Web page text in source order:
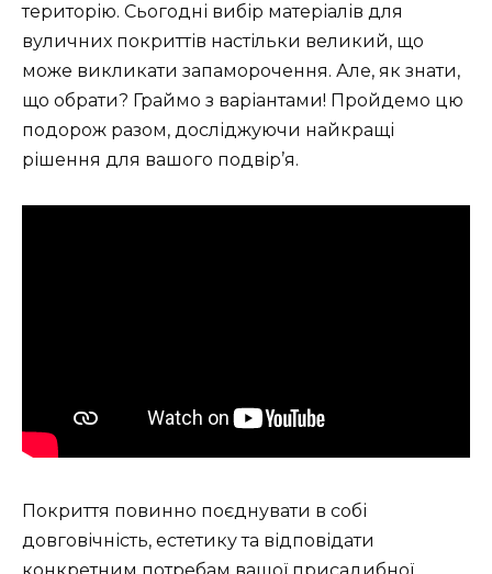
територію. Сьогодні вибір матеріалів для
вуличних покриттів настільки великий, що
може викликати запаморочення. Але, як знати,
що обрати? Граймо з варіантами! Пройдемо цю
подорож разом, досліджуючи найкращі
рішення для вашого подвір’я.
Покриття повинно поєднувати в собі
довговічність, естетику та відповідати